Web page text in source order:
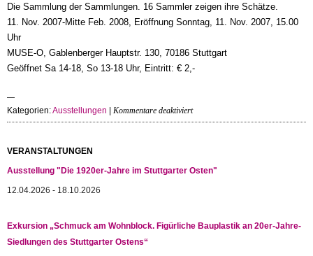
Die Sammlung der Sammlungen. 16 Sammler zeigen ihre Schätze.
11. Nov. 2007-Mitte Feb. 2008, Eröffnung Sonntag, 11. Nov. 2007, 15.00
Uhr
MUSE-O, Gablenberger Hauptstr. 130, 70186 Stuttgart
Geöffnet Sa 14-18, So 13-18 Uhr, Eintritt: € 2,-
Kategorien:Ausstellungen Kommentare deaktiviertfür
Ausstellungseröffnung:
VERANSTALTUNGEN
Ausstellung "Die 1920er-Jahre im Stuttgarter Osten"
12.04.2026 - 18.10.2026
Exkursion „Schmuck am Wohnblock. Figürliche Bauplastik an 20er-Jahre-
Siedlungen des Stuttgarter Ostens“